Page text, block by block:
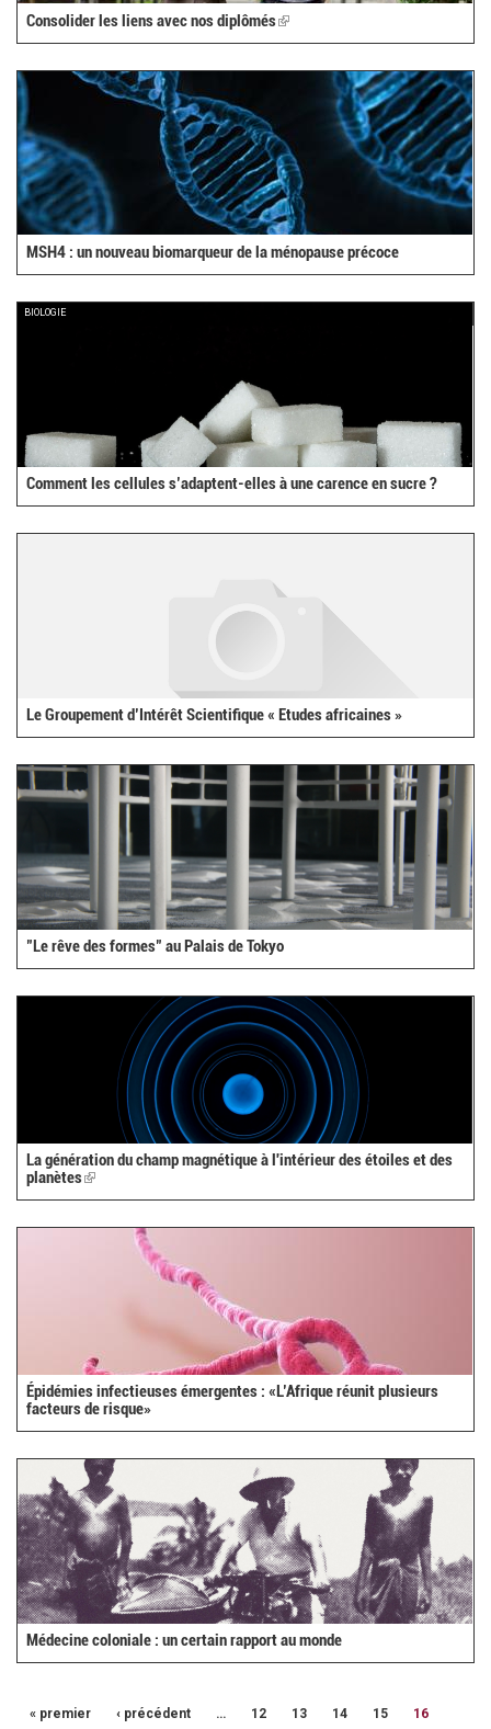
Consolider les liens avec nos diplômés(link
is
MSH4 : un nouveau biomarqueur de la ménopause précoce
BIOLOGIE
Comment les cellules s’adaptent-elles à une carence en sucre ?
Le Groupement d’Intérêt Scientifique « Etudes africaines »
"Le rêve des formes" au Palais de Tokyo
La génération du champ magnétique à l'intérieur des étoiles et des
planètes(link
is
Épidémies infectieuses émergentes : «L’Afrique réunit plusieurs
facteurs de risque»
Médecine coloniale : un certain rapport au monde
« premier ‹ précédent … 12 13 14 15 16